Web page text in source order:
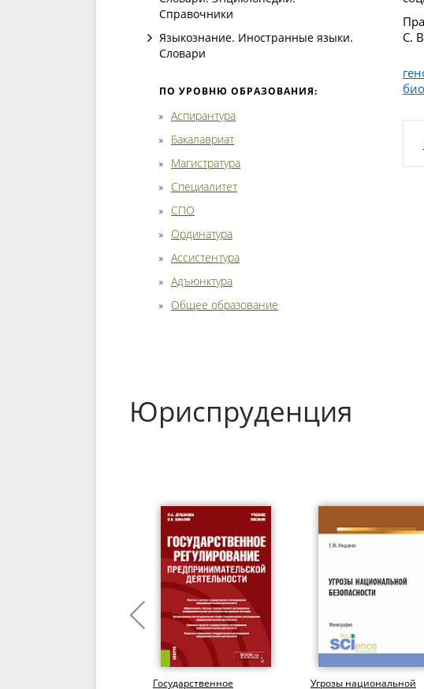
Справочники
Языкознание. Иностранные языки.
Словари
ПО УРОВНЮ ОБРАЗОВАНИЯ:
Аспирантура
Бакалавриат
Магистратура
Специалитет
СПО
Ординатура
Ассистентура
Адъюнктура
Общее образование
С.
Юриспруденция
Государственное
Угрозы национальной